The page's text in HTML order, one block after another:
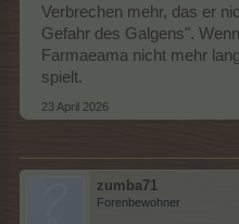
Verbrechen mehr, das er
Gefahr des Galgens".
Farmaeama nicht mehr
spielt.
23 April 2026
zumba71
Forenbewohner